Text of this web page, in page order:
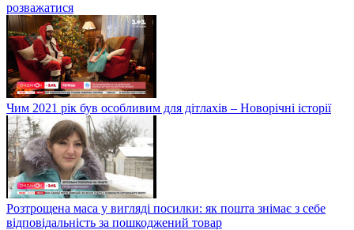
розважатися
Чим 2021 рік був особливим для дітлахів – Новорічні історії
Розтрощена маса у вигляді посилки: як пошта знімає з себе
відповідальність за пошкоджений товар